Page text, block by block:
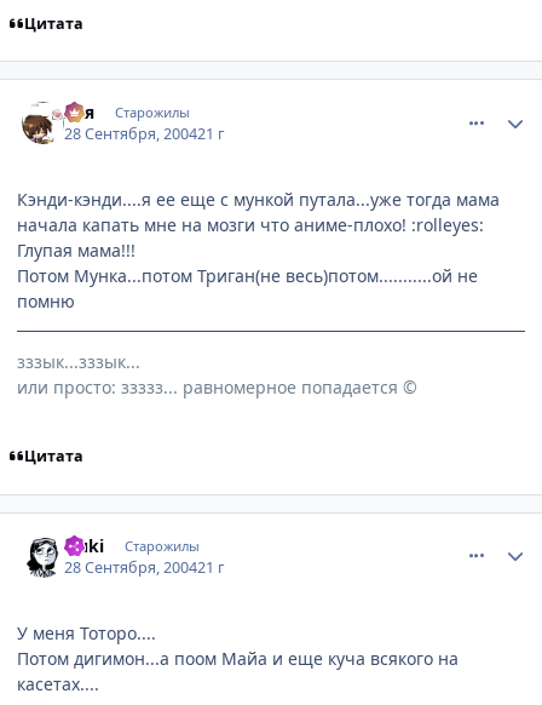
Цитата
Ася Старожилы
28 Сентября, 200421 г
Кэнди-кэнди....я ее еще с мункой путала...уже тогда мама
начала капать мне на мозги что аниме-плохо! :rolleyes:
Глупая мама!!!
Потом Мунка...потом Триган(не весь)потом...........ой не
помню
зззык...зззык...
или просто: ззззз... равномерное попадается ©
Цитата
Nuki Старожилы
28 Сентября, 200421 г
У меня Тоторо....
Потом дигимон...а поом Майа и еще куча всякого на
касетах....